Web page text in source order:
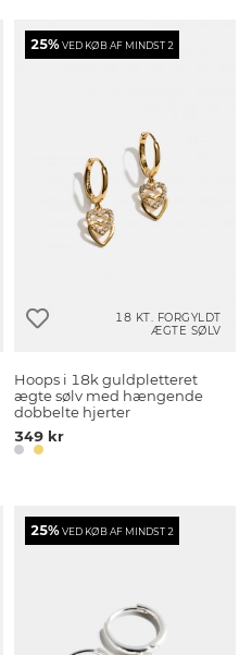
25%VED KØB AF MINDST 2
18 KT. FORGYLDT
ÆGTE SØLV
Hoops i 18k guldpletteret
ægte sølv med hængende
dobbelte hjerter
349 kr
25%VED KØB AF MINDST 2